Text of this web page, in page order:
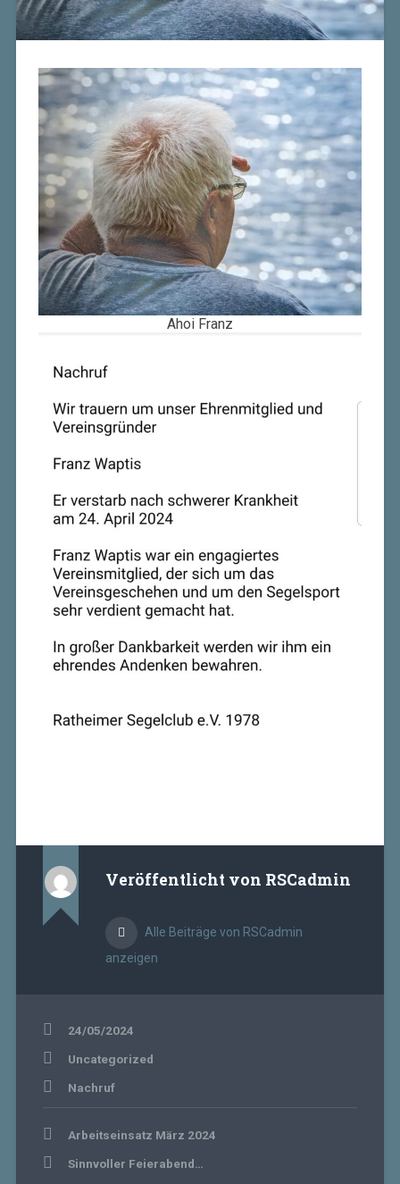
Ahoi Franz
Veröffentlicht von RSCadmin
Alle Beiträge von RSCadmin
anzeigen
24/05/2024
Uncategorized
Nachruf
Beitragsnavigation
Arbeitseinsatz März 2024
Sinnvoller Feierabend…